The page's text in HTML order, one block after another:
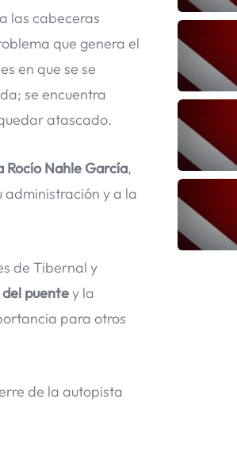
las cabeceras
que genera el
en que se se
se encuentra
atascado.
Rocío Nahle García,
administración y a la
de Tibernal y
puentey la
para otros
de la autopista